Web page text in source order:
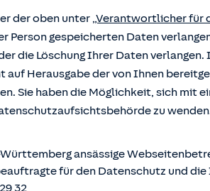
der oben unter „Verantwortlicher für
Person gespeicherten Daten
die Löschung Ihrer Daten
auf Herausgabe der von Ihnen
Sie haben die Möglichkeit, sich mit
zu
ansässige
für den Datenschutz und
32